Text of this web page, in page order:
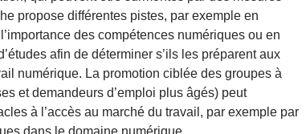
propose différentes pistes, par exemple en
des compétences numériques ou en
afin de déterminer s’ils les préparent aux
numérique. La promotion ciblée des groupes à
et demandeurs d’emploi plus âgés) peut
à l’accès au marché du travail, par exemple par
dans le domaine numérique.